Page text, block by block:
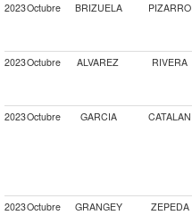
2023Octubre BRIZUELA PIZARRO
2023Octubre ALVAREZ RIVERA
2023Octubre GARCIA CATALAN
2023Octubre GRANGEY ZEPEDA